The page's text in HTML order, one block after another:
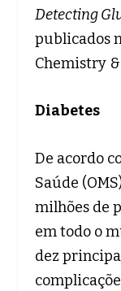
Detecting
publicados
Chemistry
Diabetes
De acordo
Saúde
milhões de
em todo o
dez